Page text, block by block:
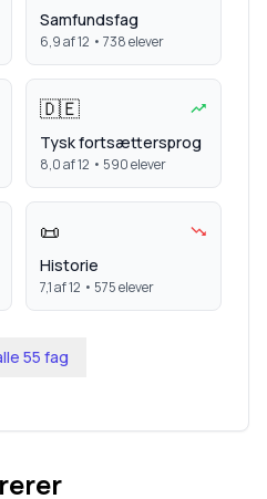
Samfundsfag
6,9af 12 • 738elever
🇩🇪
Tysk fortsættersprog
8,0af 12 • 590elever
📜
Historie
7,1af 12 • 575elever
55 fag